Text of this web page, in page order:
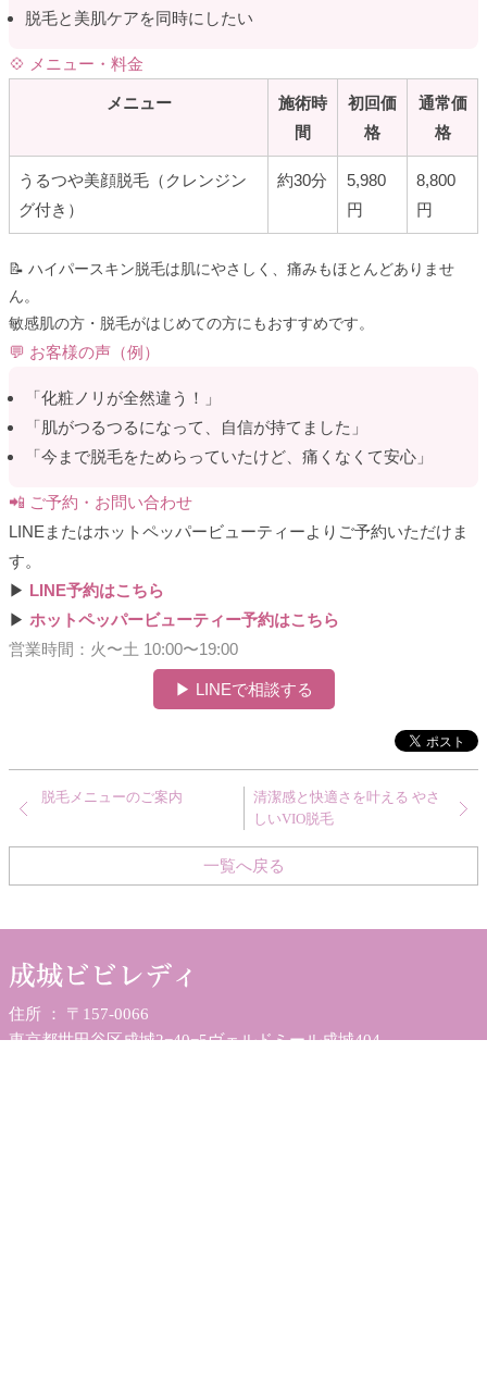
脱毛と美肌ケアを同時にしたい
💠 メニュー・料金
メニュー
施術時
間
初回価
格
通常価
格
うるつや美顔脱毛（クレンジン
グ付き）
約30分
5,980
円
8,800
円
📝 ハイパースキン脱毛は肌にやさしく、痛みもほとんどありませ
ん。
敏感肌の方・脱毛がはじめての方にもおすすめです。
💬 お客様の声（例）
「化粧ノリが全然違う！」
「肌がつるつるになって、自信が持てました」
「今まで脱毛をためらっていたけど、痛くなくて安心」
📲 ご予約・お問い合わせ
LINEまたはホットペッパービューティーよりご予約いただけま
す。
▶ LINE予約はこちら
▶ ホットペッパービューティー予約はこちら
営業時間：火〜土 10:00〜19:00
▶ LINEで相談する
脱毛メニューのご案内
一覧へ戻る
清潔感と快適さを叶える やさ
しいVIO脱毛
住所 ： 〒157-0066
東京都世田谷区成城2−40−5ヴェルドミール成城404